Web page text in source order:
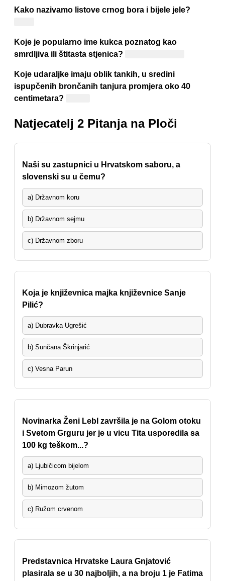
Kako nazivamo listove crnog bora i bijele jele?
Koje je popularno ime kukca poznatog kao
smrdljiva ili štitasta stjenica?
Koje udaraljke imaju oblik tankih, u sredini
ispupčenih brončanih tanjura promjera oko 40
centimetara?
Natjecatelj 2 Pitanja na Ploči
Naši su zastupnici u Hrvatskom saboru, a
slovenski su u čemu?
a) Državnom koru
b) Državnom sejmu
c) Državnom zboru
Koja je književnica majka književnice Sanje
Pilić?
a) Dubravka Ugrešić
b) Sunčana Škrinjarić
c) Vesna Parun
Novinarka Ženi Lebl završila je na Golom otoku
i Svetom Grguru jer je u vicu Tita usporedila sa
100 kg teškom...?
a) Ljubičicom bijelom
b) Mimozom žutom
c) Ružom crvenom
Predstavnica Hrvatske Laura Gnjatović
plasirala se u 30 najboljih, a na broju 1 je Fatima